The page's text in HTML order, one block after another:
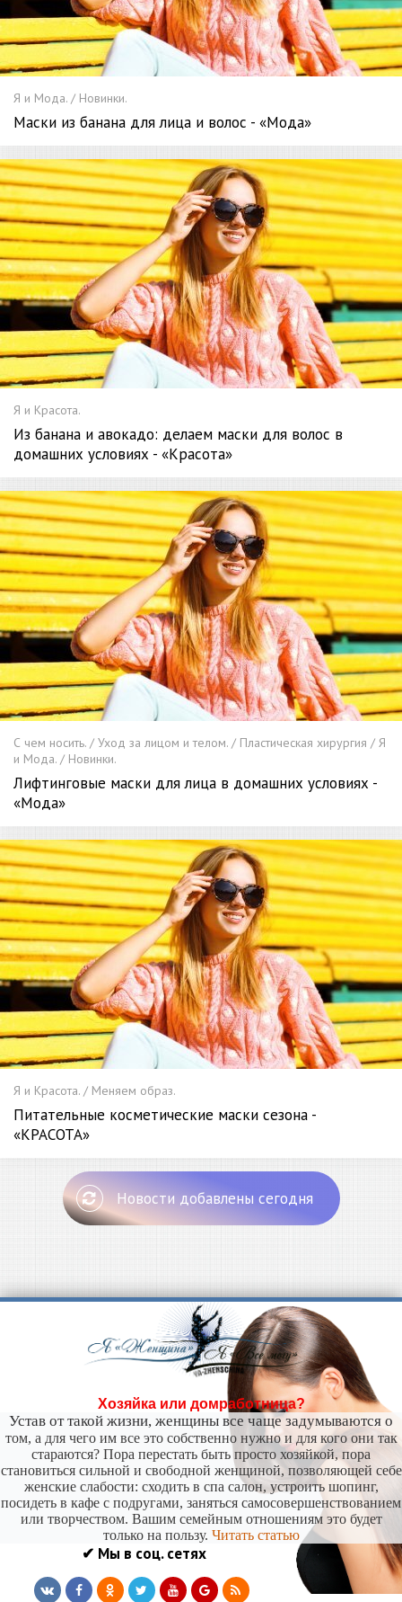
Я и Мода. / Новинки.
Маски из банана для лица и волос - «Мода»
Я и Красота.
Из банана и авокадо: делаем маски для волос в
домашних условиях - «Красота»
С чем носить. / Уход за лицом и телом. / Пластическая хирургия / Я
и Мода. / Новинки.
Лифтинговые маски для лица в домашних условиях -
«Мода»
Я и Красота. / Меняем образ.
Питательные косметические маски сезона -
«КРАСОТА»
Новости добавлены сегодня
Хозяйка или домработница?
Устав от такой жизни, женщины все чаще задумываются о
том, а для чего им все это собственно нужно и для кого они так
стараются? Пора перестать быть просто хозяйкой, пора
становиться сильной и свободной женщиной, позволяющей себе
женские слабости: сходить в спа салон, устроить шопинг,
посидеть в кафе с подругами, заняться самосовершенствованием
или творчеством. Вашим семейным отношениям это будет
только на пользу. Читать статью
✔ Мы в соц. сетях